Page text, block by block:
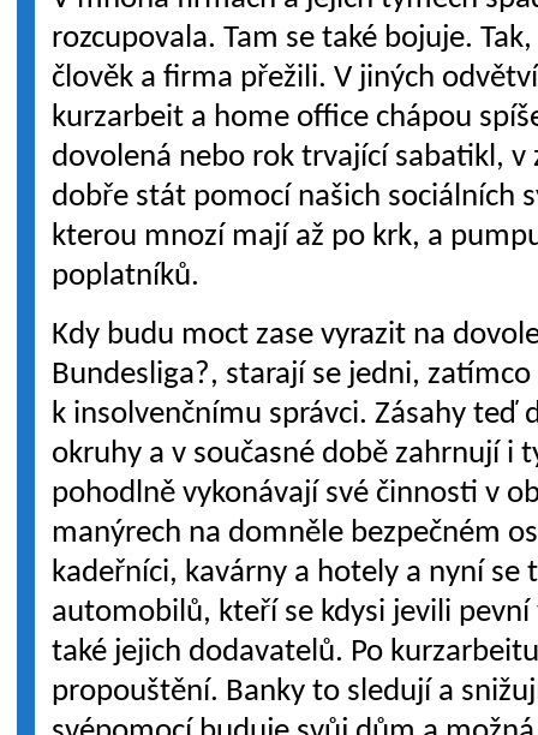
rozcupovala. Tam se také bojuje.
člověk a firma přežili. V jiných
kurzarbeit a home office chápou
dovolená nebo rok trvající sabatikl,
dobře stát pomocí našich sociálních
kterou mnozí mají až po krk, a
poplatníků.
Kdy budu moct zase vyrazit na
Bundesliga?, starají se jedni,
k insolvenčnímu správci. Zásahy teď
okruhy a v současné době zahrnují i
pohodlně vykonávají své činnosti v
manýrech na domněle bezpečném
kadeřníci, kavárny a hotely a nyní se
automobilů, kteří se kdysi jevili
také jejich dodavatelů. Po
propouštění. Banky to sledují a